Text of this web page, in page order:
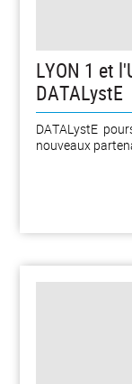
LYON 1 et
DATALystE
DATALystE
nouveaux